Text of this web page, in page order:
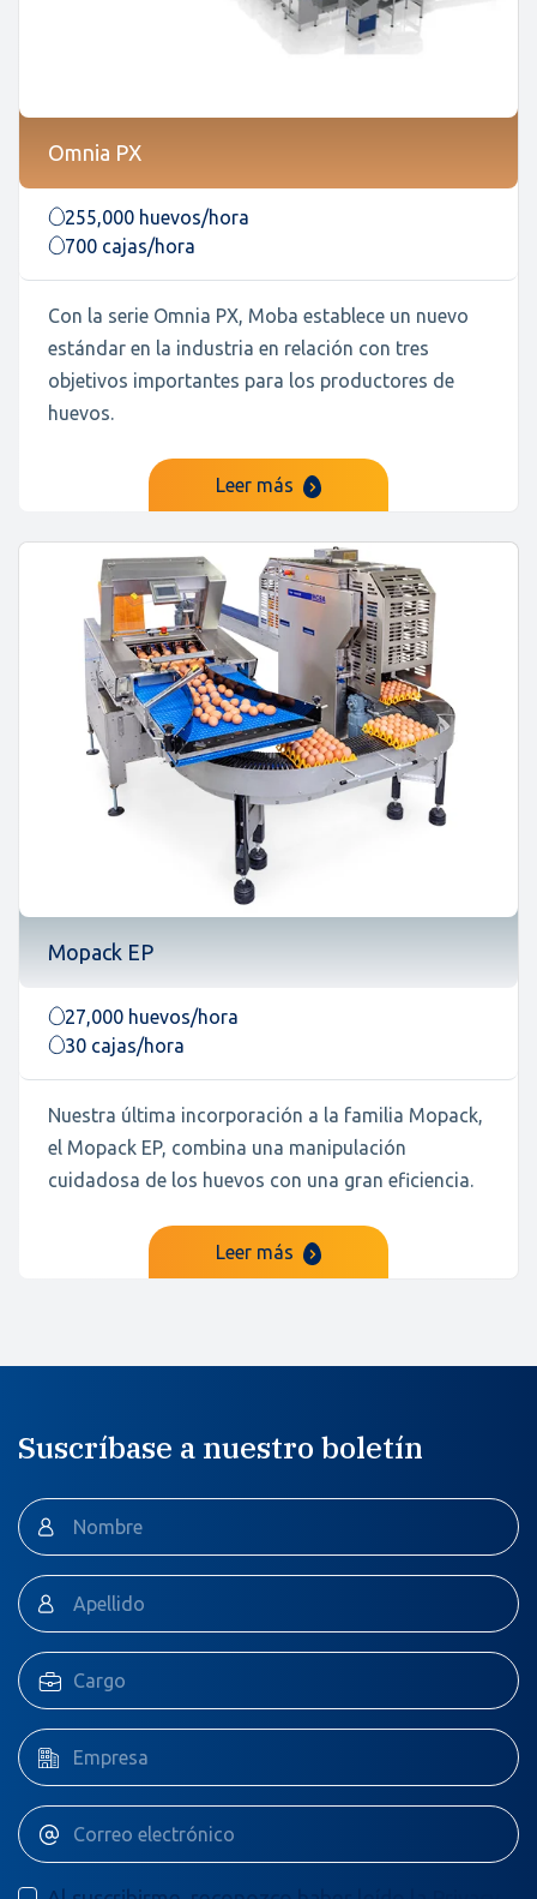
Omnia PX
255,000 huevos/hora
700 cajas/hora
Con la serie Omnia PX, Moba establece un nuevo
estándar en la industria en relación con tres
objetivos importantes para los productores de
huevos.
Leer más
Mopack EP
27,000 huevos/hora
30 cajas/hora
Nuestra última incorporación a la familia Mopack,
el Mopack EP, combina una manipulación
cuidadosa de los huevos con una gran eficiencia.
Leer más
Suscríbase a nuestro boletín